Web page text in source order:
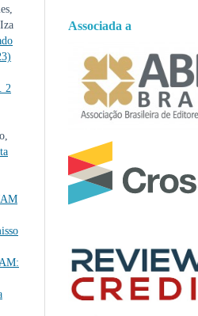
2
Associada a